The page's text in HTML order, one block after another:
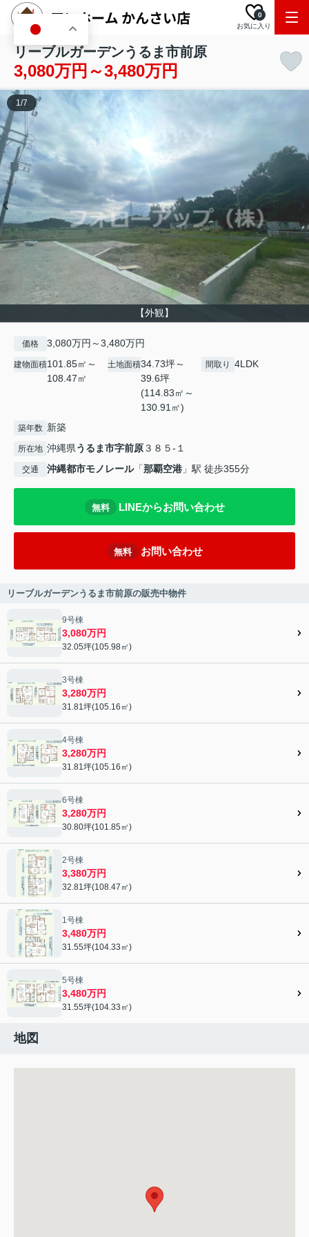
お気に入り
0
リーブルガーデンうるま市前原
3,080万円～3,480万円
【外観】
1/7
価格 3,080万円～3,480万円
建物面積101.85㎡～
108.47㎡
土地面積34.73坪～
39.6坪
(114.83㎡～
130.91㎡)
間取り 4LDK
築年数 新築
所在地 沖縄県うるま市字前原３８５-１
交通 沖縄都市モノレール「那覇空港 」駅 徒歩355分
無料 LINEからお問い合わせ
無料 お問い合わせ
リーブルガーデンうるま市前原の販売中物件
9号棟
3,080万円
32.05坪(105.98㎡)
3号棟
3,280万円
31.81坪(105.16㎡)
4号棟
3,280万円
31.81坪(105.16㎡)
6号棟
3,280万円
30.80坪(101.85㎡)
2号棟
3,380万円
32.81坪(108.47㎡)
1号棟
3,480万円
31.55坪(104.33㎡)
5号棟
3,480万円
31.55坪(104.33㎡)
地図